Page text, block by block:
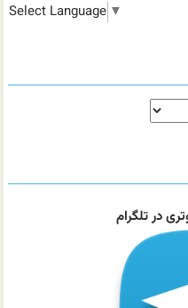
Select Language ▼
در تلگرام